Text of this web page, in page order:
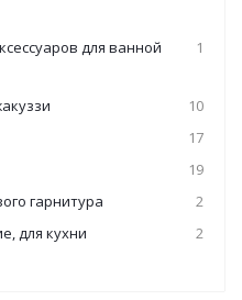
для ванной
1
10
17
19
гарнитура
2
для кухни
2